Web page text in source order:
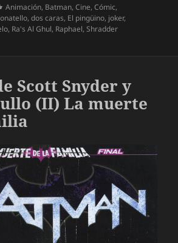
Categorías
Animación, Batman,Cine,Cómic,
,dos caras, El pingüino, joker,
, Ra's Al Ghul, Raphael,Shradder
Vs. Teenage Mutant Ninja Turtles
Scott Snyder y
(II) La muerte